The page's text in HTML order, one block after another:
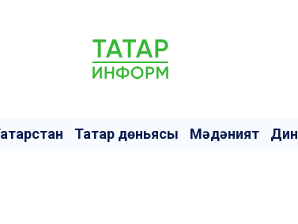
Татар дөньясы Мәдәният Дин